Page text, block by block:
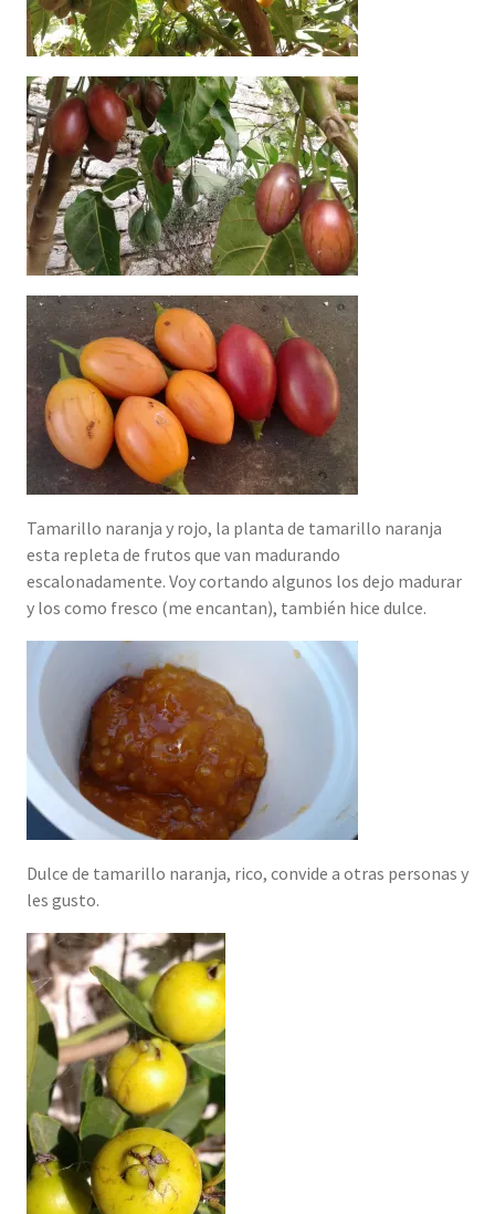
Tamarillo naranja y rojo, la planta de tamarillo naranja
esta repleta de frutos que van madurando
escalonadamente. Voy cortando algunos los dejo madurar
y los como fresco (me encantan), también hice dulce.
Dulce de tamarillo naranja, rico, convide a otras personas y
les gusto.